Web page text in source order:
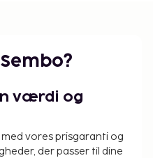
som
værdi og
vores prisgaranti og
der passer til dine